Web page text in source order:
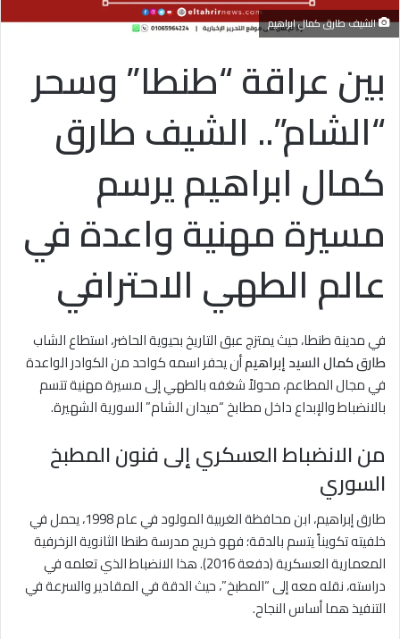
الشيف طارق كمال ابراهيم
بين عراقة “طنطا” وسحر
“الشام”.. الشيف طارق
كمال ابراهيم يرسم
مسيرة مهنية واعدة في
عالم الطهي الاحترافي
في مدينة طنطا، حيث يمتزج عبق التاريخ بحيوية الحاضر، استطاع الشاب
طارق كمال السيد إبراهيمأن يحفر اسمه كواحد من الكوادر الواعدة
في مجال المطاعم، محولاً شغفه بالطهي إلى مسيرة مهنية تتسم
بالانضباط والإبداع داخل مطابخ “ميدان الشام” السورية الشهيرة.
من الانضباط العسكري إلى فنون المطبخ
السوري
طارق إبراهيم، ابن محافظة الغربية المولود في عام 1998، يحمل في
خلفيته تكويناً يتسم بالدقة؛ فهو خريج مدرسة طنطا الثانوية الزخرفية
المعمارية العسكرية (دفعة 2016). هذا الانضباط الذي تعلمه في
دراسته، نقله معه إلى “المطبخ”، حيث الدقة في المقادير والسرعة في
التنفيذ هما أساس النجاح.